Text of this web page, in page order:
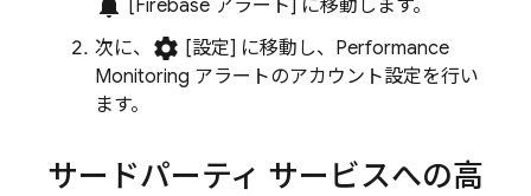
notifications [Firebase アラート]
に移動します。
次に、 settings [設定] に移動し、 Performance
Monitoring アラートのアカウント設定を行い
ます。
サードパーティ サービスへの高